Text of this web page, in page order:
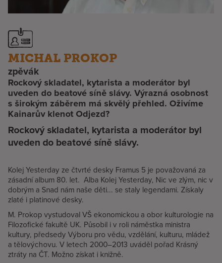
MICHAL PROKOP
zpěvák
Rockový skladatel, kytarista a moderátor byl
uveden do beatové síně slávy. Výrazná osobnost
s širokým záběrem má skvělý přehled. Oživíme
Kainarův klenot Odjezd?
Rockový skladatel, kytarista a moderátor byl
uveden do beatové síně slávy.
Kolej Yesterday ze čtvrté desky Framus 5 je považovaná za
zásadní album 80. let. Alba Kolej Yesterday, Nic ve zlým, nic v
dobrým a Snad nám naše děti... se staly legendami. Získaly
zlaté i platinové desky.
M. Prokop vystudoval VŠ ekonomickou a obor kulturologie na
Filozofické fakultě UK. Působil i v roli náměstka ministra
kultury, předsedy Výboru pro vědu, vzdělání, kulturu, mládež
a tělovýchovu. V letech 2000–2013 uváděl pořad Krásný
ztráty na ČT. Možno získat i knižně.